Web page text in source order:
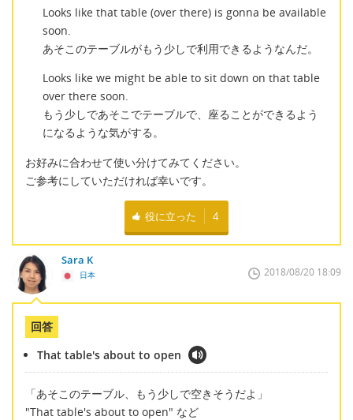
Looks like that table (over there) is gonna be available
soon.
あそこのテーブルがもう少しで利用できるようなんだ。
Looks like we might be able to sit down on that table
over there soon.
もう少しであそこでテーブルで、座ることができるよう
になるような気がする。
お好みに合わせて使い分けてみてください。
ご参考にしていただければ幸いです。
役に立った 4
Sara K
日本 2018/08/20 18:09
回答
That table's about to open
「あそこのテーブル、もう少しで空きそうだよ」
"That table's about to open" など